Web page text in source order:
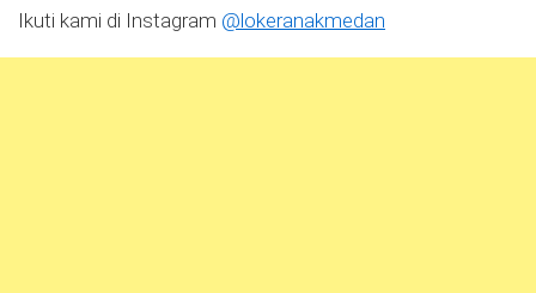
Ikuti kami di Instagram @lokeranakmedan